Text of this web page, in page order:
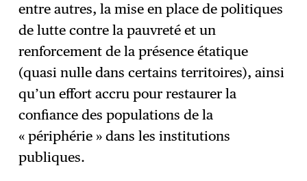
entre autres, la mise en place de politiques
de lutte contre la pauvreté et un
renforcement de la présence étatique
(quasi nulle dans certains territoires), ainsi
qu’un effort accru pour restaurer la
confiance des populations de la
« périphérie » dans les institutions
publiques.